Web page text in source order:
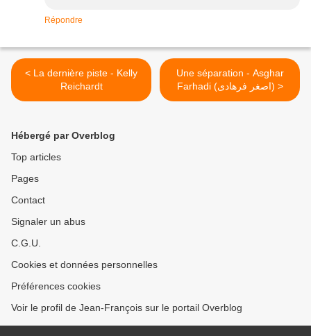
Répondre
< La dernière piste - Kelly
Reichardt
Une séparation - Asghar
Farhadi (اصغر فرهادی) >
Hébergé par Overblog
Top articles
Pages
Contact
Signaler un abus
C.G.U.
Cookies et données personnelles
Préférences cookies
Voir le profil de Jean-François sur le portail Overblog